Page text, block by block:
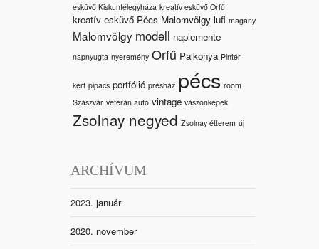
esküvő Kiskunfélegyháza kreatív esküvő Orfű
kreatív esküvő Pécs Malomvölgy lufi magány
Malomvölgy modell naplemente
napnyugta nyeremény Orfű Palkonya Pintér-
kert pipacs portfólió présház pécs room
Szászvár veterán autó vintage vászonképek
Zsolnay negyed Zsolnay étterem új
ARCHÍVUM
2023. január
2020. november